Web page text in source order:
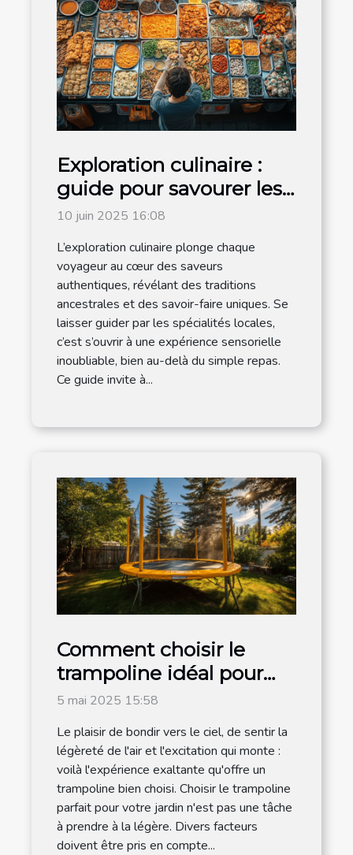
Exploration culinaire :
guide pour savourer les
traditions locales
10 juin 2025 16:08
L’exploration culinaire plonge chaque
voyageur au cœur des saveurs
authentiques, révélant des traditions
ancestrales et des savoir-faire uniques. Se
laisser guider par les spécialités locales,
c’est s’ouvrir à une expérience sensorielle
inoubliable, bien au-delà du simple repas.
Ce guide invite à...
Comment choisir le
trampoline idéal pour
votre jardin
5 mai 2025 15:58
Le plaisir de bondir vers le ciel, de sentir la
légèreté de l'air et l'excitation qui monte :
voilà l'expérience exaltante qu'offre un
trampoline bien choisi. Choisir le trampoline
parfait pour votre jardin n'est pas une tâche
à prendre à la légère. Divers facteurs
doivent être pris en compte...